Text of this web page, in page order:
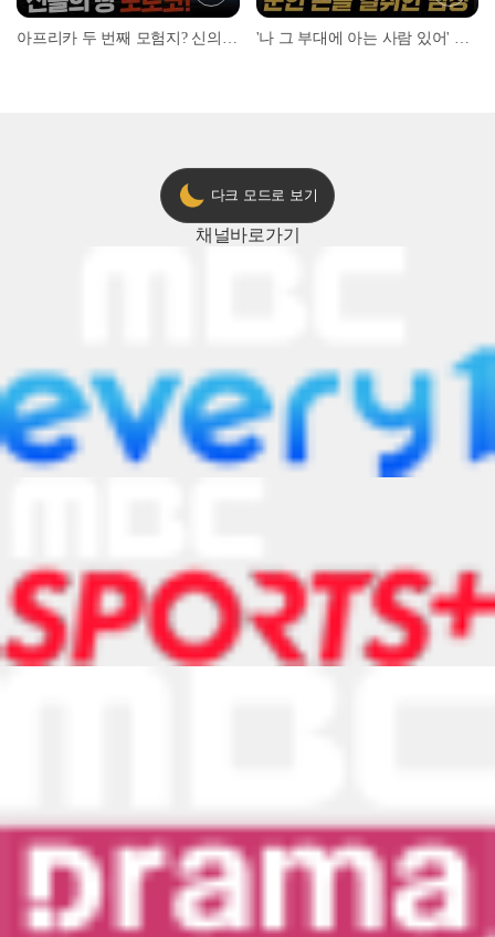
다크 모드로 보기
채널바로가기